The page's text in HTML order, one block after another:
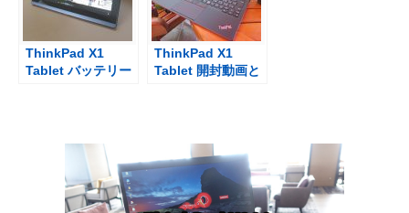
ThinkPad X1
Tablet バッテリー
ThinkPad X1
Tablet 開封動画と